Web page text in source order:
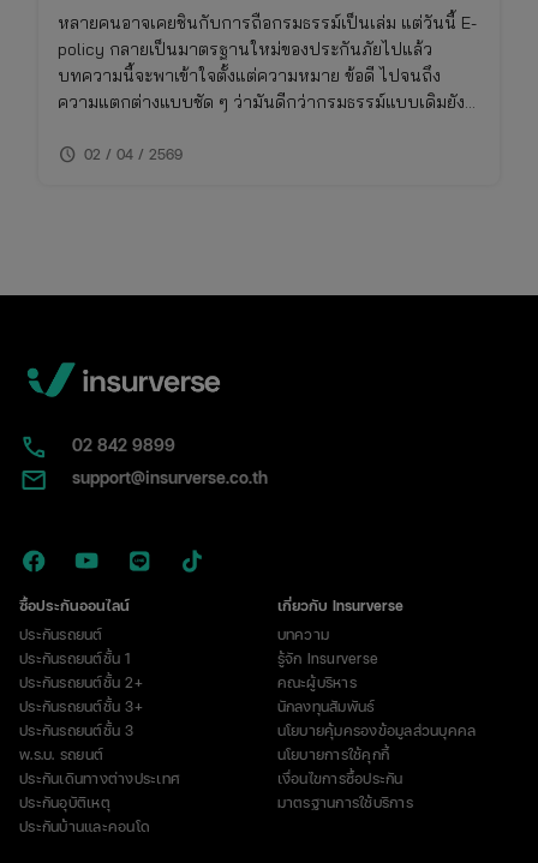
หลายคนอาจเคยชินกับการถือกรมธรรม์เป็นเล่ม แต่วันนี้ E-
policy กลายเป็นมาตรฐานใหม่ของประกันภัยไปแล้ว
บทความนี้จะพาเข้าใจตั้งแต่ความหมาย ข้อดี ไปจนถึง
ความแตกต่างแบบชัด ๆ ว่ามันดีกว่ากรมธรรม์แบบเดิมยัง
schedule 02 / 04 / 2569
02​ 842 9899
support@insurverse.co.th
ซื้อประกันออนไลน์
ประกันรถยนต์
ประกันรถยนต์ชั้น 1
ประกันรถยนต์ชั้น 2+
ประกันรถยนต์ชั้น 3+
ประกันรถยนต์ชั้น 3
พ.ร.บ. รถยนต์
ประกันเดินทางต่างประเทศ
ประกันอุบัติเหตุ
ประกันบ้านและคอนโด
เกี่ยวกับ Insurverse
บทความ
รู้จัก Insurverse
คณะผู้บริหาร
นักลงทุนสัมพันธ์
นโยบายคุ้มครองข้อมูลส่วนบุคคล
นโยบายการใช้คุกกี้
เงื่อนไขการซื้อประกัน
มาตรฐานการใช้บริการ